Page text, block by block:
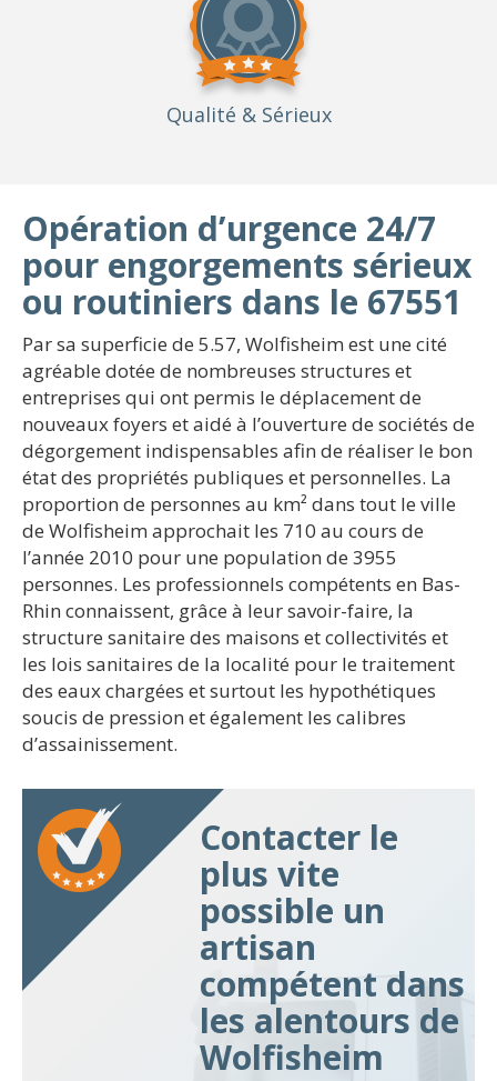
Qualité & Sérieux
Opération d’urgence 24/7
pour engorgements sérieux
ou routiniers dans le 67551
Par sa superficie de 5.57, Wolfisheim est une cité
agréable dotée de nombreuses structures et
entreprises qui ont permis le déplacement de
nouveaux foyers et aidé à l’ouverture de sociétés de
dégorgement indispensables afin de réaliser le bon
état des propriétés publiques et personnelles. La
proportion de personnes au km² dans tout le ville
de Wolfisheim approchait les 710 au cours de
l’année 2010 pour une population de 3955
personnes. Les professionnels compétents en Bas-
Rhin connaissent, grâce à leur savoir-faire, la
structure sanitaire des maisons et collectivités et
les lois sanitaires de la localité pour le traitement
des eaux chargées et surtout les hypothétiques
soucis de pression et également les calibres
d’assainissement.
Contacter le
plus vite
possible un
artisan
compétent dans
les alentours de
Wolfisheim